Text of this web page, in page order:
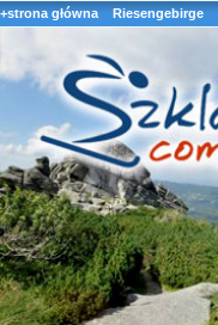
+strona główna Riesengebirge